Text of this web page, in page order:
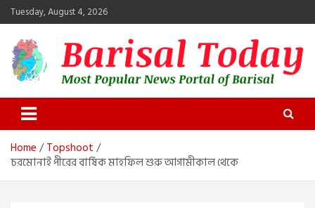
Skip
to
content
Tuesday, August 4, 2026
Barisal Today
The Most Popular News Portal in Barisal
Home
Topshoot
চরমোনাই পীরের বার্ষিক মাহফিল শুরু আগামীকাল থেকে